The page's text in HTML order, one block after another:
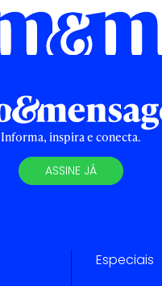
Informa, inspira e conecta.
ASSINE JÁ
Especiais